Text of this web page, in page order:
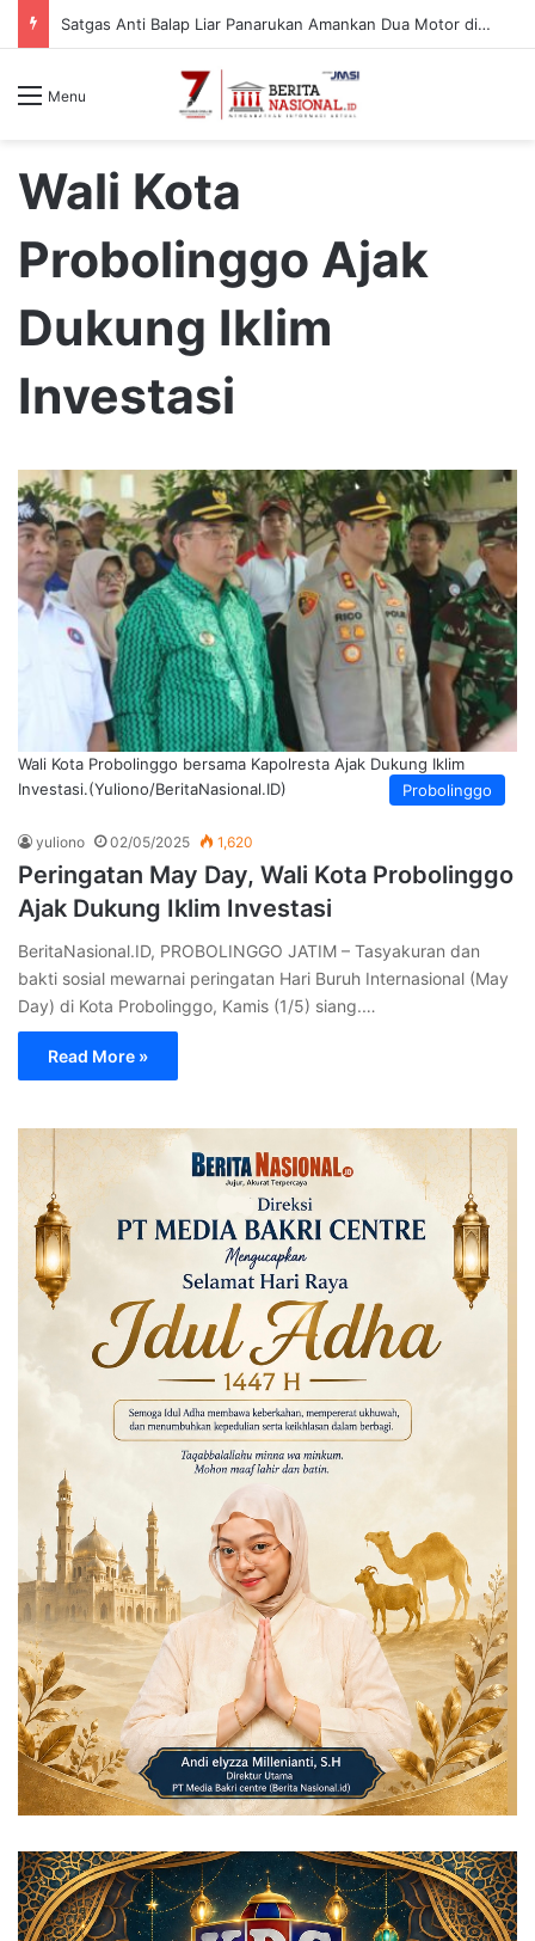
Satgas Anti Balap Liar Panarukan Amankan Dua Motor di Desa Gelung, Pelaku Diduga dari Luar Daerah
Menu
Wali Kota
Probolinggo Ajak
Dukung Iklim
Investasi
Probolinggo
Wali Kota Probolinggo bersama Kapolresta Ajak Dukung Iklim
Investasi.(Yuliono/BeritaNasional.ID)
yuliono 02/05/2025 1,620
Peringatan May Day, Wali Kota Probolinggo
Ajak Dukung Iklim Investasi
BeritaNasional.ID, PROBOLINGGO JATIM – Tasyakuran dan
bakti sosial mewarnai peringatan Hari Buruh Internasional (May
Day) di Kota Probolinggo, Kamis (1/5) siang.…
Read More »